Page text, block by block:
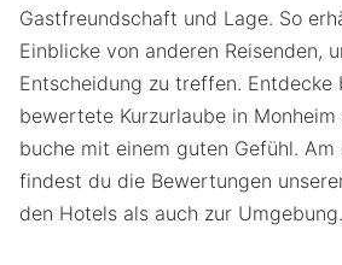
Gastfreundschaft und Lage. So
Einblicke von anderen Reisenden,
Entscheidung zu treffen. Entdecke
bewertete Kurzurlaube in Monheim
buche mit einem guten Gefühl. Am
findest du die Bewertungen
den Hotels als auch zur Umgebung.